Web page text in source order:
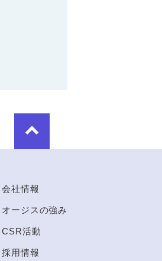
会社情報
オージスの強み
CSR活動
採用情報